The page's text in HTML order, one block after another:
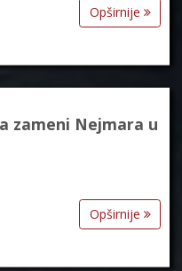
Opširnije
zameni Nejmara u
Opširnije